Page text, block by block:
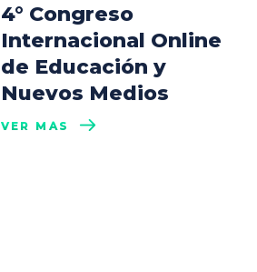
4° Congreso
Internacional Online
de Educación y
Nuevos Medios
VER MÁS